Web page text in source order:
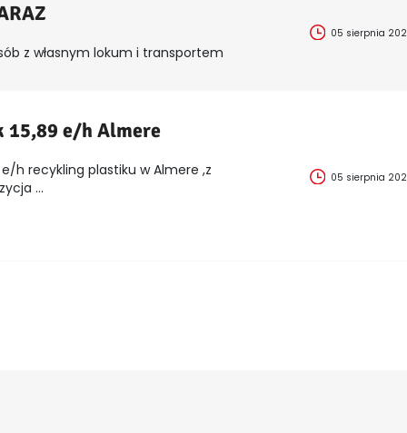
z własnym lokum i transportem
05 sierpnia
15,89 e/h Almere
h recykling plastiku w Almere ,z
...
05 sierpnia